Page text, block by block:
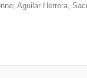
; Aguilar Herrera,